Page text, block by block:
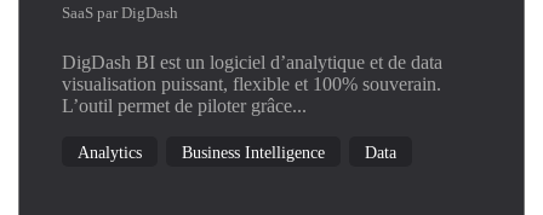
SaaS par DigDash
DigDash BI est un logiciel d’analytique et de data
visualisation puissant, flexible et 100% souverain.
L’outil permet de piloter grâce...
Analytics Business Intelligence Data